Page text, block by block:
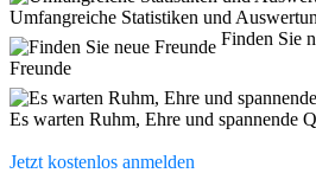
Umfangreiche Statistiken und
Finden Sie
Freunde
Es warten Ruhm, Ehre und spannende
Jetzt kostenlos anmelden